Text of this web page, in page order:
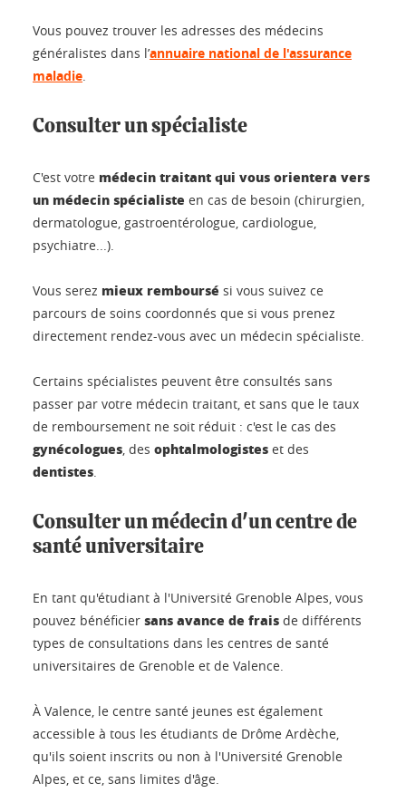
Vous pouvez trouver les adresses des médecins
généralistes dans l’annuaire national de l'assurance
maladie.
Consulter un spécialiste
C'est votre médecin traitant qui vous orientera vers
un médecin spécialiste en cas de besoin (chirurgien,
dermatologue, gastroentérologue, cardiologue,
psychiatre...).
Vous serez mieux remboursé si vous suivez ce
parcours de soins coordonnés que si vous prenez
directement rendez-vous avec un médecin spécialiste.
Certains spécialistes peuvent être consultés sans
passer par votre médecin traitant, et sans que le taux
de remboursement ne soit réduit : c'est le cas des
gynécologues, des ophtalmologistes et des
dentistes.
Consulter un médecin d'un centre de
santé universitaire
En tant qu'étudiant à l'Université Grenoble Alpes, vous
pouvez bénéficier sans avance de frais de différents
types de consultations dans les centres de santé
universitaires de Grenoble et de Valence.
À Valence, le centre santé jeunes est également
accessible à tous les étudiants de Drôme Ardèche,
qu'ils soient inscrits ou non à l'Université Grenoble
Alpes, et ce, sans limites d'âge.